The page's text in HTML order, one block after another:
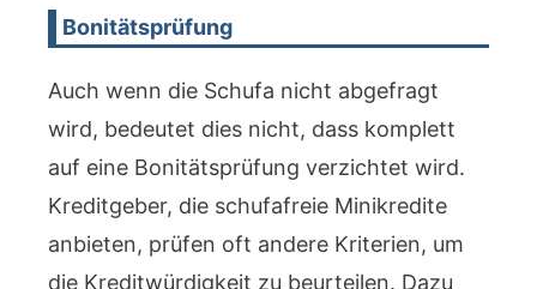
Bonitätsprüfung
Auch wenn die Schufa nicht abgefragt
wird, bedeutet dies nicht, dass komplett
auf eine Bonitätsprüfung verzichtet wird.
Kreditgeber, die schufafreie Minikredite
anbieten, prüfen oft andere Kriterien, um
die Kreditwürdigkeit zu beurteilen. Dazu